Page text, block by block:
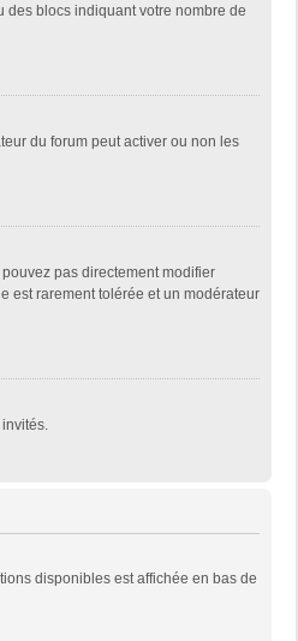
des blocs indiquant votre nombre de
du forum peut activer ou non les
pas directement modifier
est rarement tolérée et un modérateur
disponibles est affichée en bas de